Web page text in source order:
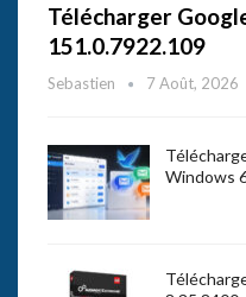
Télécharger
151.0.7922.109
Sebastien 7 Août, 2026
Windows